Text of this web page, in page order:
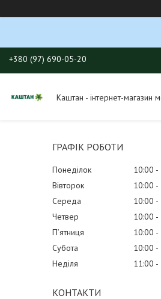
+380 (97) 690-05-20
Каштан - інтернет-магазин
ГРАФІК РОБОТИ
Понеділок 10:00
Вівторок
10:00
Середа
10:00
Четвер
10:00
Пʼятниця
10:00
Субота
10:00
Неділя
11:00
КОНТАКТИ